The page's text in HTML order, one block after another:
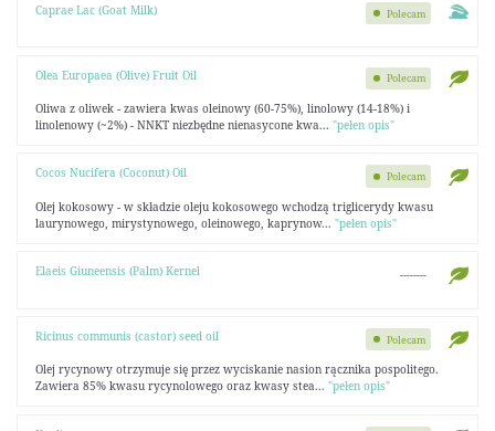
Caprae Lac (Goat Milk) Polecam
Olea Europaea (Olive) Fruit Oil
Oliwa z oliwek - zawiera kwas oleinowy (60-75%), linolowy (14-18%) i
linolenowy (~2%) - NNKT niezbędne nienasycone kwa... "pełen opis"
Polecam
Cocos Nucifera (Coconut) Oil
Olej kokosowy - w składzie oleju kokosowego wchodzą triglicerydy kwasu
laurynowego, mirystynowego, oleinowego, kaprynow... "pełen opis"
Polecam
Elaeis Giuneensis (Palm) Kernel --------
Ricinus communis (castor) seed oil
Olej rycynowy otrzymuje się przez wyciskanie nasion rącznika pospolitego.
Zawiera 85% kwasu rycynolowego oraz kwasy stea... "pełen opis"
Polecam